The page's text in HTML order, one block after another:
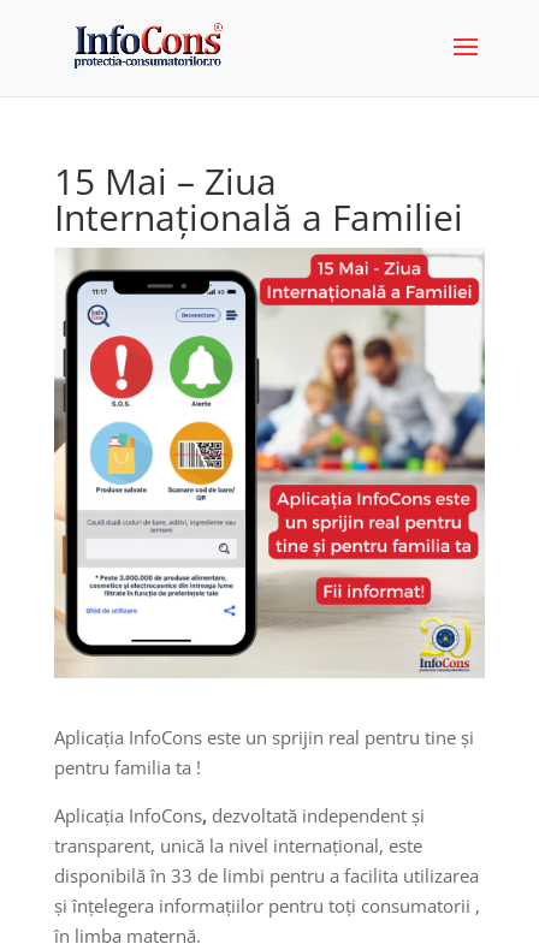
15 Mai – Ziua
Internațională a Familiei
Aplicația InfoCons este un sprijin real pentru tine și
pentru familia ta !
Aplicația InfoCons, dezvoltată independent și
transparent, unică la nivel internațional, este
disponibilă în 33 de limbi pentru a facilita utilizarea
și înțelegera informațiilor pentru toți consumatorii ,
în limba maternă.